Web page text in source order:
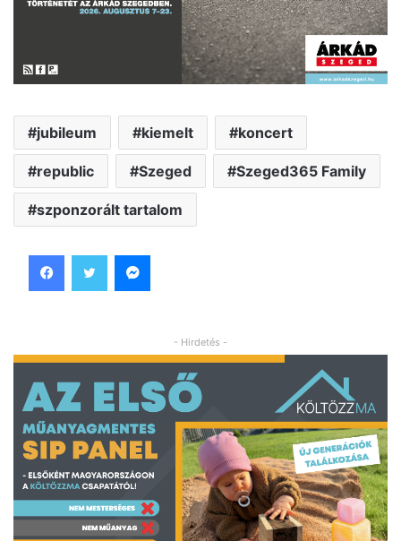
jubileum kiemelt koncert
republic Szeged Szeged365 Family
szponzorált tartalom
- Hirdetés -